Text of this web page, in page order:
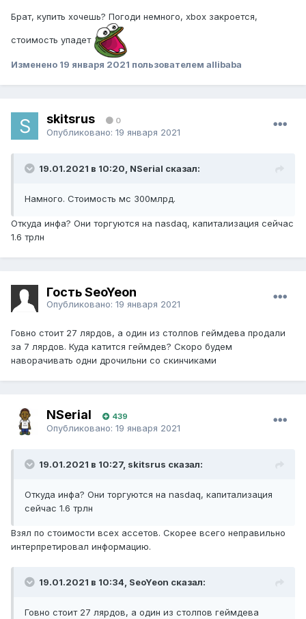
Брат, купить хочешь? Погоди немного, xbox закроется,
стоимость упадет
Изменено 19 января 2021 пользователем allibaba
skitsrus 0
Опубликовано: 19 января 2021
19.01.2021 в 10:20, NSerial сказал:
Намного. Стоимость мс 300млрд.
Откуда инфа? Они торгуются на nasdaq, капитализация сейчас
1.6 трлн
Гость SeoYeon
Опубликовано: 19 января 2021
Говно стоит 27 лярдов, а один из столпов геймдева продали
за 7 лярдов. Куда катится геймдев? Скоро будем
наворачивать одни дрочильни со скинчиками
NSerial 439
Опубликовано: 19 января 2021
19.01.2021 в 10:27, skitsrus сказал:
Откуда инфа? Они торгуются на nasdaq, капитализация
сейчас 1.6 трлн
Взял по стоимости всех ассетов. Скорее всего неправильно
интерпретировал информацию.
19.01.2021 в 10:34, SeoYeon сказал:
Говно стоит 27 лярдов, а один из столпов геймдева